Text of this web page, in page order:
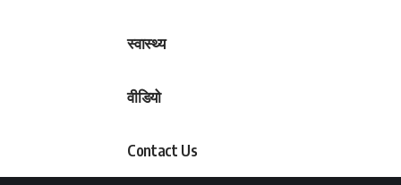
स्वास्थ्य
वीडियो
Contact Us